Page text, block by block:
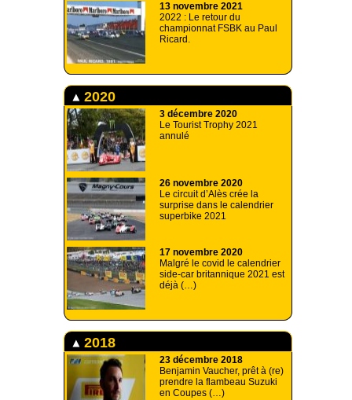
13 novembre 2021
2022 : Le retour du
championnat FSBK au Paul
Ricard.
2020
3 décembre 2020
Le Tourist Trophy 2021
annulé
26 novembre 2020
Le circuit d’Alès crée la
surprise dans le calendrier
superbike 2021
17 novembre 2020
Malgré le covid le calendrier
side-car britannique 2021 est
déjà (…)
2018
23 décembre 2018
Benjamin Vaucher, prêt à (re)
prendre la flambeau Suzuki
en Coupes (…)